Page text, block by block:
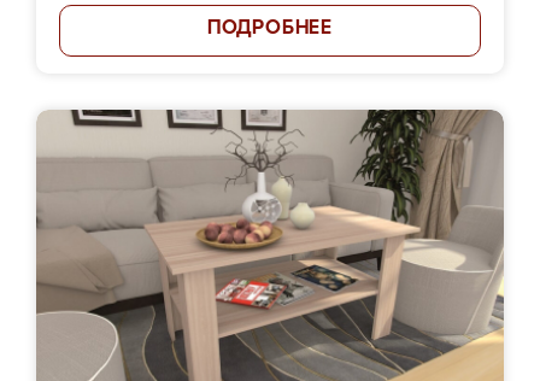
ПОДРОБНЕЕ